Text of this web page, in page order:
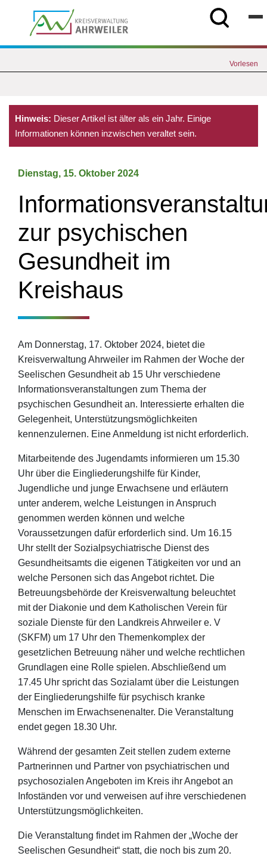
Vorlesen
Hinweis: Dieser Artikel ist älter als ein Jahr. Einige
Informationen können inzwischen veraltet sein.
Dienstag, 15. Oktober 2024
zur psychischen
Gesundheit im
Kreishaus
Am Donnerstag, 17. Oktober 2024, bietet die
Kreisverwaltung Ahrweiler im Rahmen der Woche der
Seelischen Gesundheit ab 15 Uhr verschiedene
Informationsveranstaltungen zum Thema der
psychischen Gesundheit an. Interessierte erhalten die
Gelegenheit, Unterstützungsmöglichkeiten
kennenzulernen. Eine Anmeldung ist nicht erforderlich.
Mitarbeitende des Jugendamts informieren um 15.30
Uhr über die Eingliederungshilfe für Kinder,
Jugendliche und junge Erwachsene und erläutern
unter anderem, welche Leistungen in Anspruch
genommen werden können und welche
Voraussetzungen dafür erforderlich sind. Um 16.15
Uhr stellt der Sozialpsychiatrische Dienst des
Gesundheitsamts die eigenen Tätigkeiten vor und an
welche Personen sich das Angebot richtet. Die
Betreuungsbehörde der Kreisverwaltung beleuchtet
mit der Diakonie und dem Katholischen Verein für
soziale Dienste für den Landkreis Ahrweiler e. V
(SKFM) um 17 Uhr den Themenkomplex der
gesetzlichen Betreuung näher und welche rechtlichen
Grundlagen eine Rolle spielen. Abschließend um
17.45 Uhr spricht das Sozialamt über die Leistungen
der Eingliederungshilfe für psychisch kranke
Menschen im Erwachsenenalter. Die Veranstaltung
endet gegen 18.30 Uhr.
Während der gesamten Zeit stellen zudem externe
Partnerinnen und Partner von psychiatrischen und
psychosozialen Angeboten im Kreis ihr Angebot an
Infoständen vor und verweisen auf ihre verschiedenen
Unterstützungsmöglichkeiten.
Die Veranstaltung findet im Rahmen der „Woche der
Seelischen Gesundheit“ statt, die noch bis zum 20.